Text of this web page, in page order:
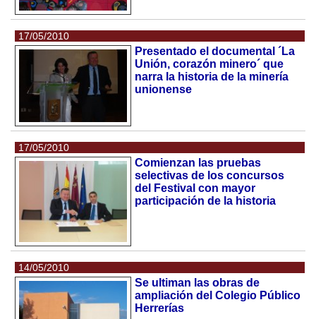
17/05/2010
Presentado el documental ´La
Unión, corazón minero´ que
narra la historia de la minería
unionense
17/05/2010
Comienzan las pruebas
selectivas de los concursos
del Festival con mayor
participación de la historia
14/05/2010
Se ultiman las obras de
ampliación del Colegio Público
Herrerías